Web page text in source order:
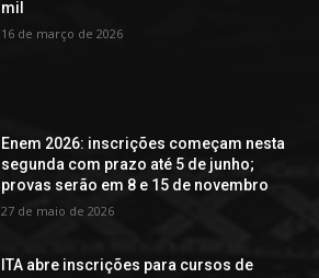
mil
16 de março de 2026
Enem 2026: inscrições começam nesta
segunda com prazo até 5 de junho;
provas serão em 8 e 15 de novembro
27 de maio de 2026
ITA abre inscrições para cursos de